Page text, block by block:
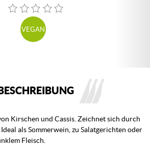
VEGAN
Kirschen und Cassis. Zeichnet sich durch
als Sommerwein, zu Salatgerichten oder
Fleisch.